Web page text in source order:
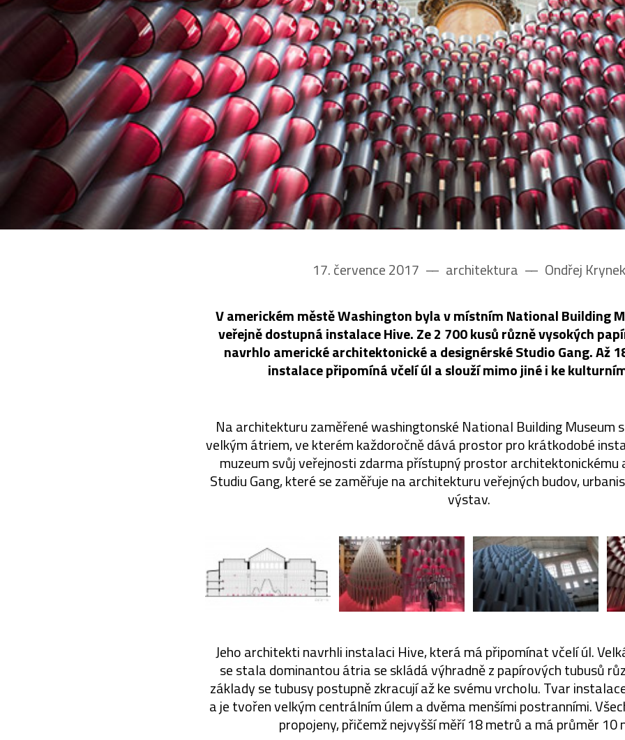
17. července 2017 –– architektura –– Ondřej Krynek
V americkém městě Washington byla v místním National Building
veřejně dostupná instalace Hive. Ze 2 700 kusů různě vysokých
navrhlo americké architektonické a designérské Studio Gang. Až
instalace připomíná včelí úl a slouží mimo jiné i ke
Na architekturu zaměřené washingtonské National Building Museum
velkým átriem, ve kterém každoročně dává prostor pro krátkodobé
muzeum svůj veřejnosti zdarma přístupný prostor architektonickému
Studiu Gang, které se zaměřuje na architekturu veřejných budov,
výstav.
Jeho architekti navrhli instalaci Hive, která má připomínat včelí úl.
se stala dominantou átria se skládá výhradně z papírových tubusů
základy se tubusy postupně zkracují až ke svému vrcholu. Tvar
a je tvořen velkým centrálním úlem a dvěma menšími postranními.
propojeny, přičemž nejvyšší měří 18 metrů a má průměr 10